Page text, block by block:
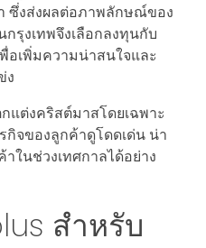
ซึ่งส่งผลต่อภาพลักษณ์ของ
รุงเทพจึงเลือกลงทุนกับ
อเพิ่มความน่าสนใจและ
ง
แต่งคริสต์มาสโดยเฉพาะ
จของลูกค้าดูโดดเด่น น่า
ในช่วงเทศกาลได้อย่าง
สำหรับ